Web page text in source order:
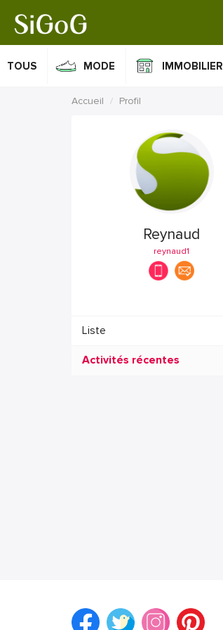
TOUS MODE IMMOBILIER
Accueil Profil
Reynaud
reynaud1
Liste
Activités récentes